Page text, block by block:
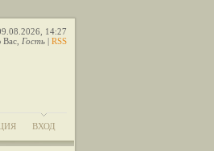
14:27
Вас Гость | RSS
ВХОД